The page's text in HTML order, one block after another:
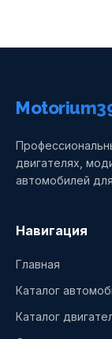
двигателях,
автомобилей
Навигация
Главная
Каталог
Каталог